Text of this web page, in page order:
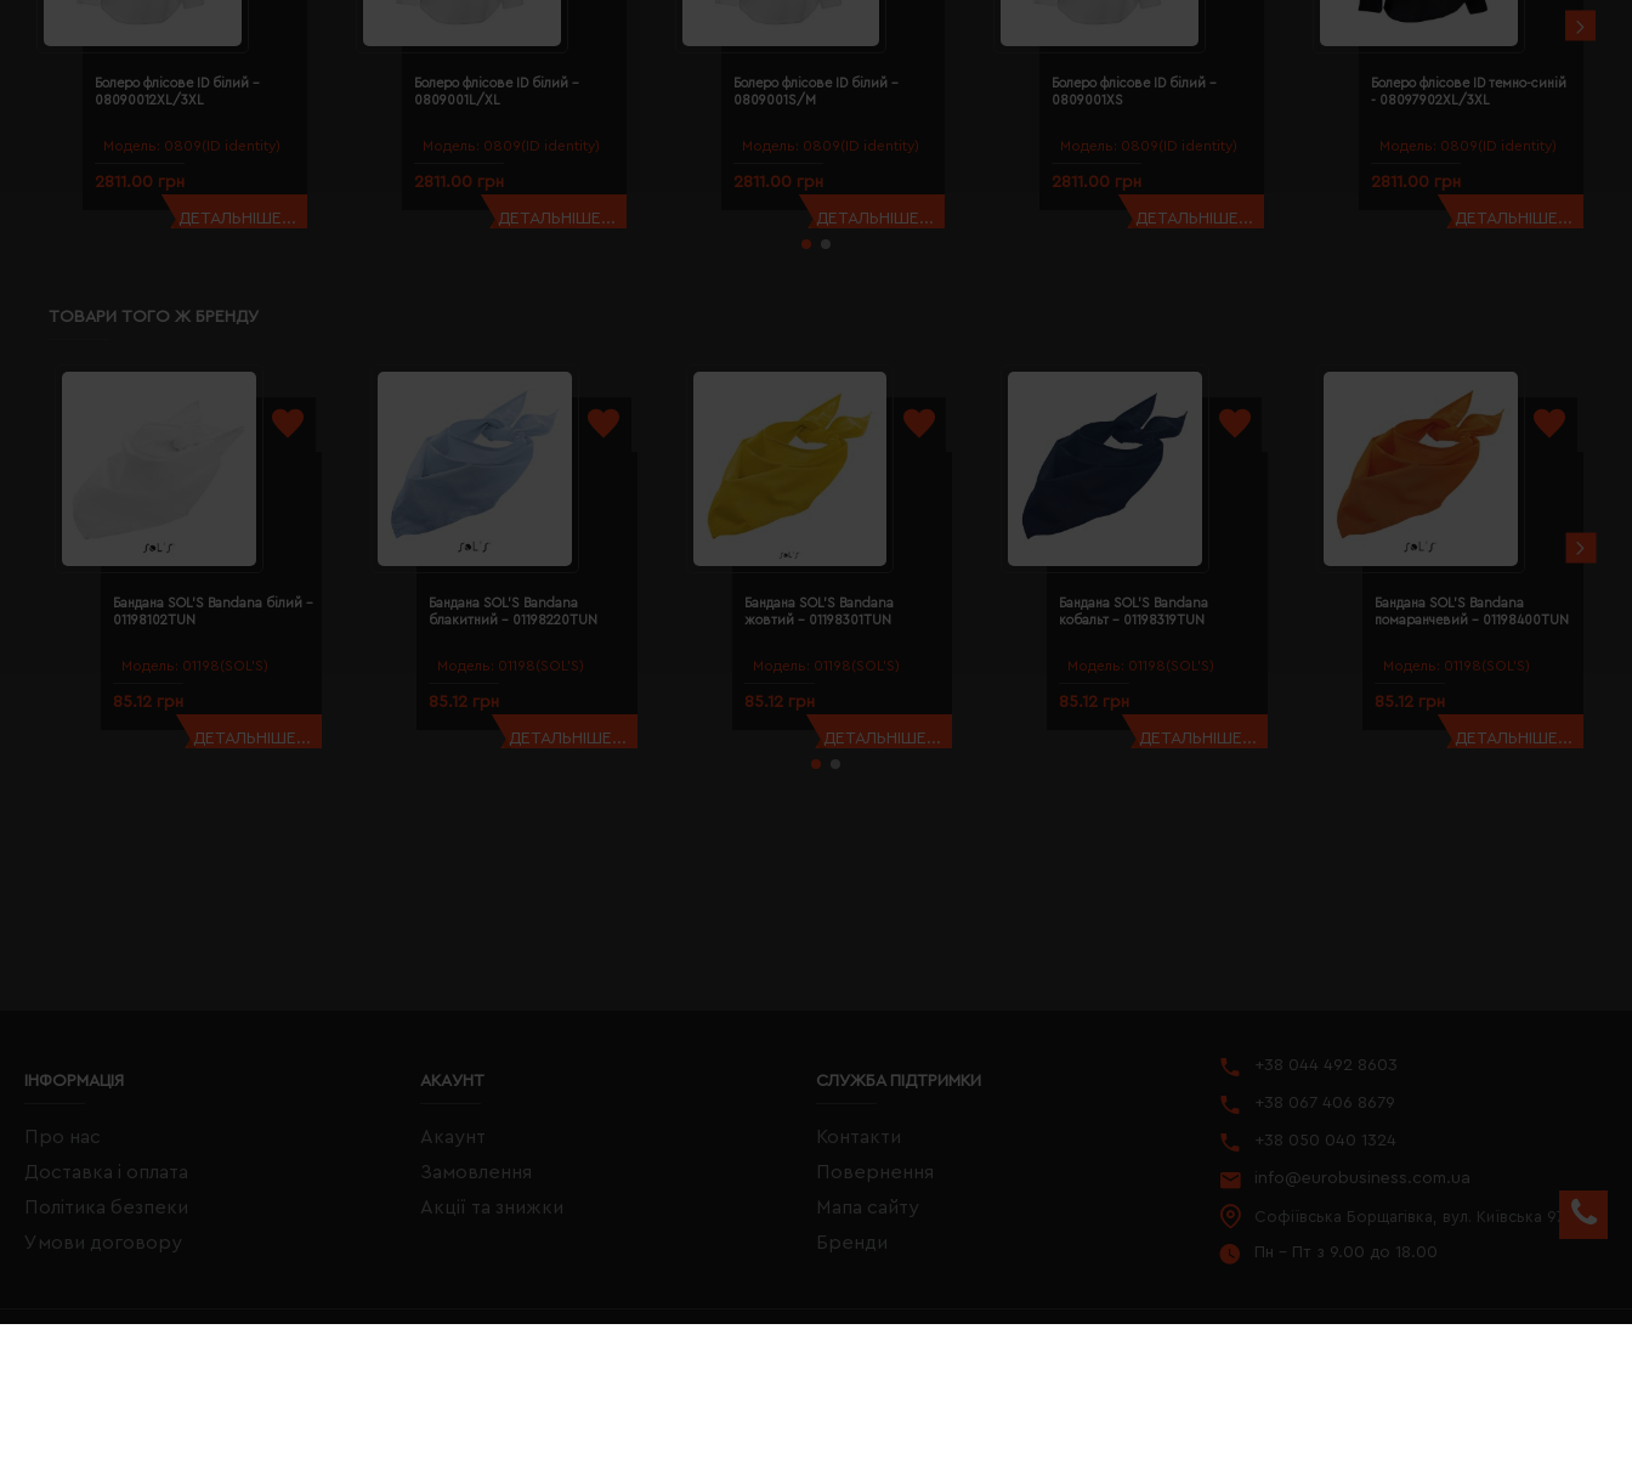
Модель: 0809(ID identity)
Болеро флісове ID білий -
08090012XL/3XL
2811.00 грн
ДЕТАЛЬНІШЕ...
Модель: 0809(ID identity)
Болеро флісове ID білий -
0809001L/XL
2811.00 грн
ДЕТАЛЬНІШЕ...
Модель: 0809(ID identity)
Болеро флісове ID білий -
0809001S/M
2811.00 грн
ДЕТАЛЬНІШЕ...
Модель: 0809(ID identity)
Болеро флісове ID білий -
0809001XS
2811.00 грн
ДЕТАЛЬНІШЕ...
Модель: 0809(ID identity)
Болеро флісове ID темно-синій
- 08097902XL/3XL
2811.00 грн
ДЕТАЛЬНІШЕ...
ТОВАРИ ТОГО Ж БРЕНДУ
Модель: 01198(SOL’S)
Бандана SOL'S Bandana білий -
01198102TUN
85.12 грн
ДЕТАЛЬНІШЕ...
Модель: 01198(SOL’S)
Бандана SOL'S Bandana
блакитний - 01198220TUN
85.12 грн
ДЕТАЛЬНІШЕ...
Модель: 01198(SOL’S)
Бандана SOL'S Bandana
жовтий - 01198301TUN
85.12 грн
ДЕТАЛЬНІШЕ...
Модель: 01198(SOL’S)
Бандана SOL'S Bandana
кобальт - 01198319TUN
85.12 грн
ДЕТАЛЬНІШЕ...
Модель: 01198(SOL’S)
Бандана SOL'S Bandana
помаранчевий - 01198400TUN
85.12 грн
ДЕТАЛЬНІШЕ...
ІНФОРМАЦІЯ
Про нас
Доставка і оплата
Політика безпеки
Умови договору
АКАУНТ
Акаунт
Замовлення
Акції та знижки
СЛУЖБА ПІДТРИМКИ
Контакти
Повернення
Мапа сайту
Бренди
+38 044 492 8603
+38 067 406 8679
+38 050 040 1324
info@eurobusiness.com.ua
Софіївська Борщагівка, вул. Київська 97
Пн - Пт з 9.00 до 18.00